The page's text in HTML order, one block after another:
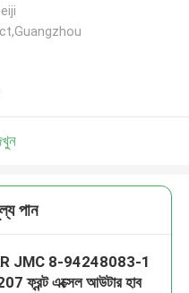
পান
JMC 8-94248083-1
ফ্রন্ট এক্সেল আউটার হাব